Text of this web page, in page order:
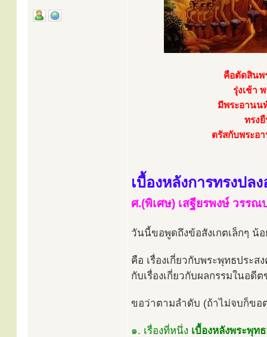
คือตัดสินพ
รุ่งเช้า
มีพระอานน
ทรง
ตรัสกับพระอ
เบื้องหลังการทรงปล
ศ.(พิเศษ) เสฐียรพงษ์ วรร
วันนี้ขอพูดถึงข้อสังเกตเล็กๆ น้อ
คือ เรื่องเกี่ยวกับพระพุทธประ
กับเรื่องเกี่ยวกับผลกรรมในอดี
ขอว่าตามลำดับ (ถ้าไม่จบก็ขอ
๑. เรื่องที่หนึ่ง เบื้องหลังพระพุท